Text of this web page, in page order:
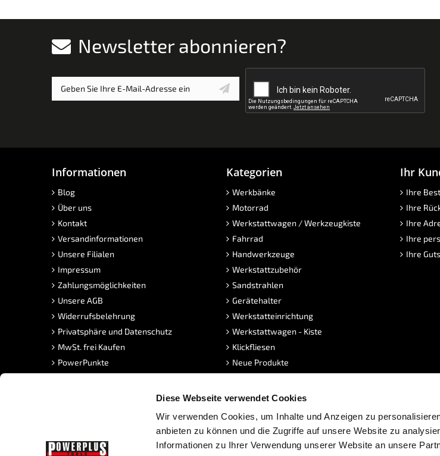
Diese Webseite verwendet Cookies
Wir verwenden Cookies, um Inhalte und Anzeigen zu
anbieten zu können und die Zugriffe auf unsere Website zu
Informationen zu Ihrer Verwendung unserer Website an unsere
Newsletter abonnieren?
Informationen
Blog
Über uns
Kontakt
Versandinformationen
Unsere Filialen
Impressum
Zahlungsmöglichkeiten
Unsere AGB
Widerrufsbelehrung
Privatsphäre und Datenschutz
MwSt. frei Kaufen
PowerPunkte
Kategorien
Werkbänke
Motorrad
Werkstattwagen / Werkzeugkiste
Fahrrad
Handwerkzeuge
Werkstattzubehör
Sandstrahlen
Gerätehalter
Werkstatteinrichtung
Werkstattwagen - Kiste
Klickfliesen
Neue Produkte
Ihr
Ihre
Ihre
Ihre
Ihre
Ihre